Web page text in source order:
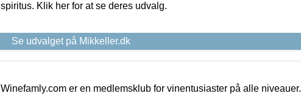
spiritus. Klik her for at se deres udvalg.
Se udvalget på Mikkeller.dk
Winefamly.com er en medlemsklub for vinentusiaster på alle niveauer.